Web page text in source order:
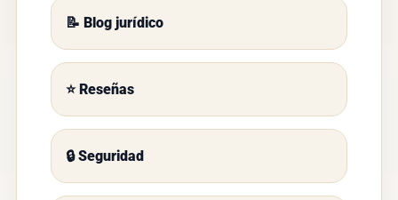
📝 Blog jurídico
⭐ Reseñas
🔒 Seguridad